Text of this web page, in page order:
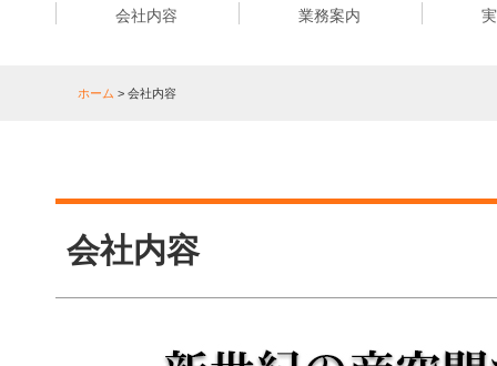
会社内容 業務案内
ホーム > 会社内容
会社内容